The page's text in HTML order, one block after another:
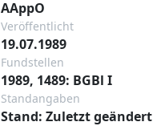
AAppO
Veröffentlicht
19.07.1989
Fundstellen
1989, 1489: BGBl I
Standangaben
Stand: Zuletzt geändert